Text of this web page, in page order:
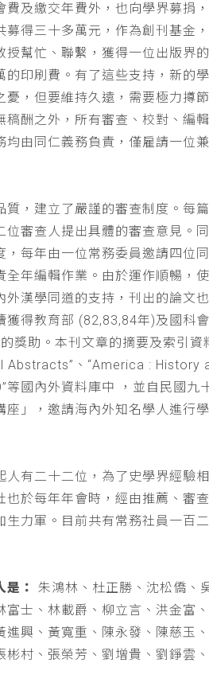
費及繳交年費外，也向學界募捐
募得三十多萬元，作為創刊基金
授幫忙、聯繫，獲得一位出版界
的印刷費。有了這些支持，新的
憂，但要維持久遠，需要極力撙
稿酬之外，所有審查、校對、編
均由同仁義務負責，僅雇請一位
質，建立了嚴謹的審查制度。每
位審查人提出具體的審查意見。
，每年由一位常務委員邀請四位
全年編輯作業。由於運作順暢，
外漢學同道的支持，刊出的論文
獲得教育部 (82,83,84年)及國科
獎助。本刊文章的摘要及索引資
Abstracts”、“America : History
等國內外資料庫中 ，並自民國九
座」，邀請海內外知名學人進行
人有二十二位，為了史學界經驗
也於每年年會時，經由推薦、審
生力軍。目前共有常務社員一百
：
朱鴻林、杜正勝、沈松僑、
富士、林載爵、柳立言、洪金富
進興、黃寬重、陳永發、陳慈玉
彬村、張榮芳、劉增貴、劉錚雲